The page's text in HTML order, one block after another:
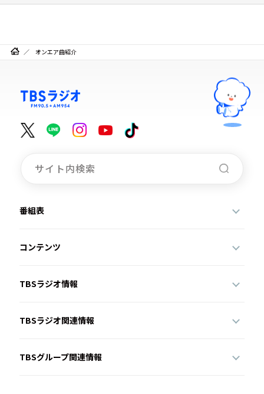
オンエア曲紹介
番組表
コンテンツ
TBSラジオ情報
TBSラジオ関連情報
TBSグループ関連情報